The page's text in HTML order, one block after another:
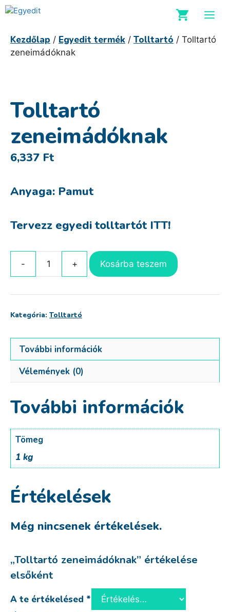
Kilépés
Kezdőlap / Egyedit termék / Tolltartó / Tolltartó
zeneimádóknak
Tolltartó
zeneimádóknak
6,337 Ft
Anyaga: Pamut
Tervezz egyedi tolltartót ITT!
Tolltartó
mennyiség
Kosárba teszem
Kategória: Tolltartó
További információk
Vélemények (0)
További információk
Tömeg
1 kg
Értékelések
Még nincsenek értékelések.
„Tolltartó zeneimádóknak” értékelése
elsőként
A te értékelésed *